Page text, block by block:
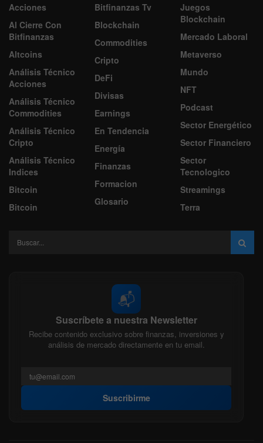
Acciones
Al Cierre Con
Bitfinanzas
Altcoins
Análisis Técnico
Acciones
Análisis Técnico
Commodities
Análisis Técnico
Cripto
Análisis Técnico
Indices
Bitcoin
Bitcoin
Bitfinanzas Tv
Blockchain
Commodities
Cripto
DeFi
Divisas
Earnings
En Tendencia
Energía
Finanzas
Formacion
Glosario
Juegos
Blockchain
Mercado Laboral
Metaverso
Mundo
NFT
Podcast
Sector Energético
Sector Financiero
Sector
Tecnologico
Streamings
Terra
📬
Suscríbete a nuestra Newsletter
Recibe contenido exclusivo sobre finanzas, inversiones y
análisis de mercado directamente en tu email.
Suscribirme